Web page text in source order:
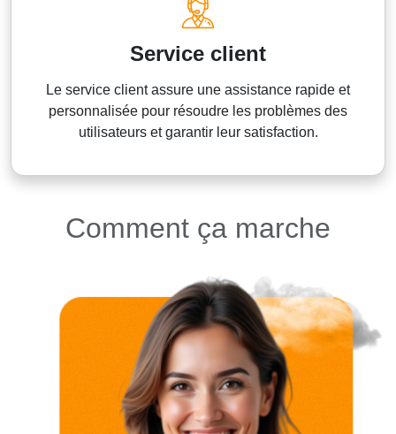
Service client
Le service client assure une assistance rapide et
personnalisée pour résoudre les problèmes des
utilisateurs et garantir leur satisfaction.
Comment ça marche